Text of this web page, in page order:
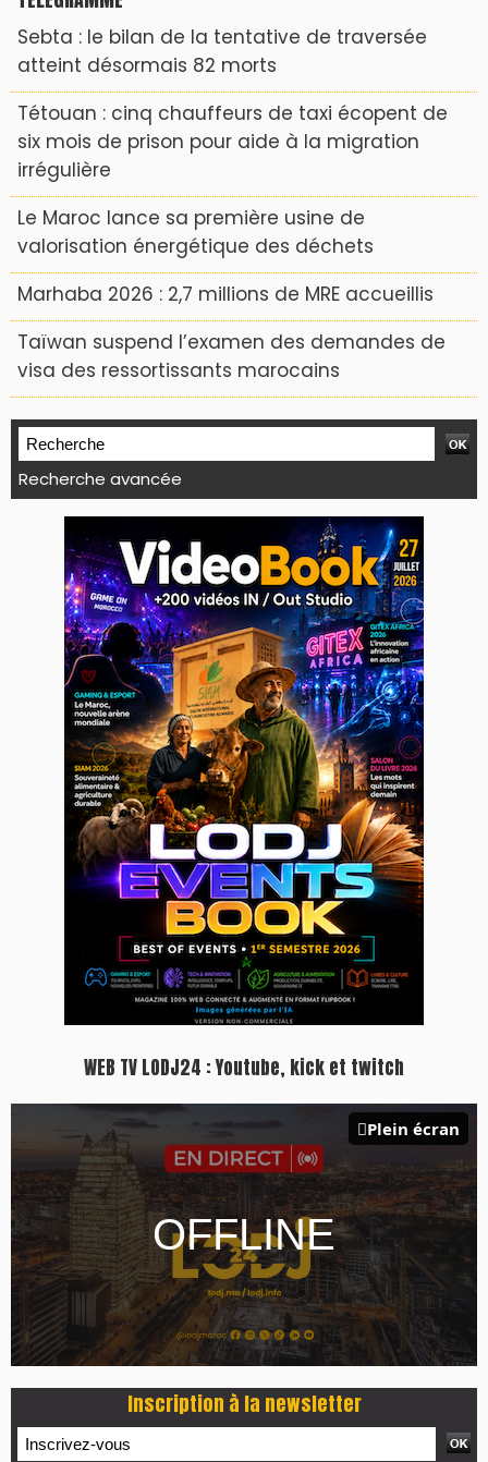
Sebta : le bilan de la tentative de traversée
atteint désormais 82 morts
Tétouan : cinq chauffeurs de taxi écopent de
six mois de prison pour aide à la migration
irrégulière
Le Maroc lance sa première usine de
valorisation énergétique des déchets
Marhaba 2026 : 2,7 millions de MRE accueillis
Taïwan suspend l’examen des demandes de
visa des ressortissants marocains
Recherche avancée
WEB TV LODJ24 : Youtube, kick et twitch
Plein écran
Inscription à la newsletter